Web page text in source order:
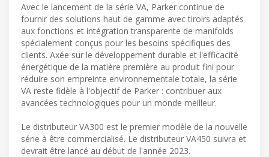
Avec le lancement de la série VA, Parker continue de
fournir des solutions haut de gamme avec tiroirs adaptés
aux fonctions et intégration transparente de manifolds
spécialement conçus pour les besoins spécifiques des
clients. Axée sur le développement durable et l'efficacité
énergétique de la matière première au produit fini pour
réduire son empreinte environnementale totale, la série
VA reste fidèle à l'objectif de Parker : contribuer aux
avancées technologiques pour un monde meilleur.
Le distributeur VA300 est le premier modèle de la nouvelle
série à être commercialisé. Le distributeur VA450 suivra et
devrait être lancé au début de l'année 2023.